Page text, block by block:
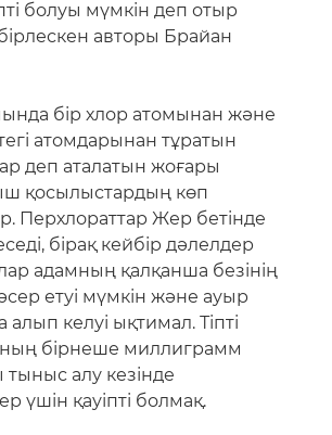
болуы мүмкін деп отыр
авторы Брайан
бір хлор атомынан және
атомдарынан тұратын
деп аталатын жоғары
қосылыстардың көп
Перхлораттар Жер бетінде
бірақ кейбір дәлелдер
адамның қалқанша безінің
етуі мүмкін және ауыр
алып келуі ықтимал. Тіпті
бірнеше миллиграмм
тыныс алу кезінде
үшін қауіпті болмақ.